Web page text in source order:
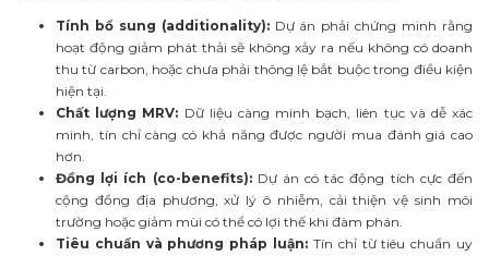
Tính bổ sung (additionality):Dự án phải chứng minh rằng
hoạt động giảm phát thải sẽ không xảy ra nếu không có doanh
thu từ carbon, hoặc chưa phải thông lệ bắt buộc trong điều kiện
hiện tại.
Chất lượng MRV: Dữ liệu càng minh bạch, liên tục và dễ xác
minh, tín chỉ càng có khả năng được người mua đánh giá cao
hơn.
Đồng lợi ích (co-benefits):Dự án có tác động tích cực đến
cộng đồng địa phương, xử lý ô nhiễm, cải thiện vệ sinh môi
trường hoặc giảm mùi có thể có lợi thế khi đàm phán.
Tiêu chuẩn và phương pháp luận: Tín chỉ từ tiêu chuẩn uy